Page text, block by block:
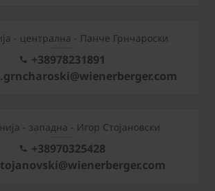
- централна - Панче Грнчароски
+38978231891
- западна - Игор Стојановски
+38970325428